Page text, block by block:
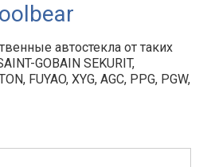
автостекла от таких
GOBAIN SEKURIT,
FUYAO, XYG, AGC, PPG, PGW,